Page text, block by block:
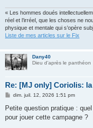
« Les hommes doués
réel et l’irréel, que les choses ne
physique et mentale qui s’opère
Liste de mes articles sur le Fix
Dany40
Dieu d'après le panthéon
Re: [MJ only] Coriolis:
M
s
a
dim. juil. 12, 2026 1:51 pm
Petite question pratique :
pour jouer cette campagne ?